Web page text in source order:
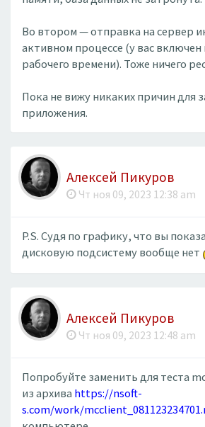
Во втором — отправка на сервер
активном процессе (у вас
рабочего времени). Тоже ничего
Пока не вижу никаких причин для
приложения.
Алексей Пикуров
Чт ноя 09, 2023 12:38 am
P.S. Судя по графику, что вы
дисковую подсистему вообще нет
Алексей Пикуров
Чт ноя 09, 2023 12:48 am
Попробуйте заменить для теста
из архива https://nsoft-
s.com/work/